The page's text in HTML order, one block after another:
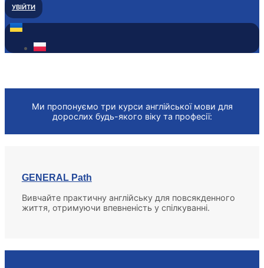
УВІЙТИ
Ми пропонуємо три курси англійської мови для
дорослих будь-якого віку та професії:
GENERAL Path
Вивчайте практичну англійську для повсякденного
життя, отримуючи впевненість у спілкуванні.